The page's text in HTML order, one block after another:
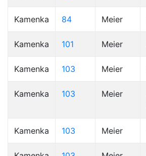
Kamenka 84 Meier
Kamenka 101 Meier
Kamenka 103 Meier
Kamenka 103 Meier
Kamenka 103 Meier